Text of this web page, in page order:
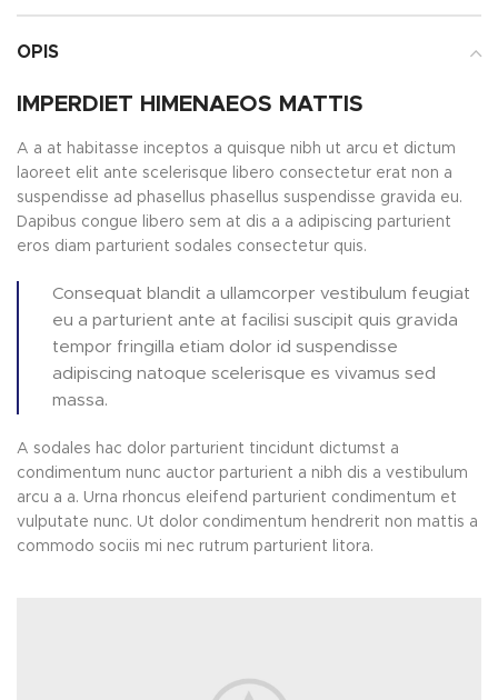
OPIS
IMPERDIET HIMENAEOS MATTIS
A a at habitasse inceptos a quisque nibh ut arcu et dictum
laoreet elit ante scelerisque libero consectetur erat non a
suspendisse ad phasellus phasellus suspendisse gravida eu.
Dapibus congue libero sem at dis a a adipiscing parturient
eros diam parturient sodales consectetur quis.
Consequat blandit a ullamcorper vestibulum feugiat
eu a parturient ante at facilisi suscipit quis gravida
tempor fringilla etiam dolor id suspendisse
adipiscing natoque scelerisque es vivamus sed
massa.
A sodales hac dolor parturient tincidunt dictumst a
condimentum nunc auctor parturient a nibh dis a vestibulum
arcu a a. Urna rhoncus eleifend parturient condimentum et
vulputate nunc. Ut dolor condimentum hendrerit non mattis a
commodo sociis mi nec rutrum parturient litora.